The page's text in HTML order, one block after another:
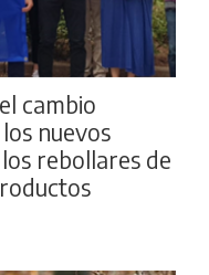
cambio
nuevos
rebollares de